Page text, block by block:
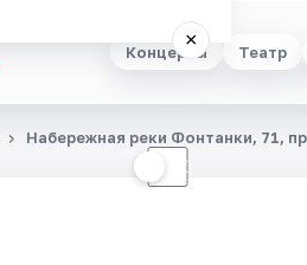
Концерты Театр
×
☾
Набережная реки Фонтанки, 71,